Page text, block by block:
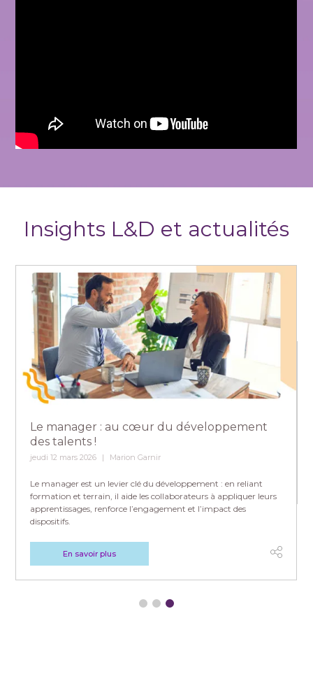
Insights L&D et actualités
Le manager : au cœur du développement
des talents !
jeudi 12 mars 2026 Marion Garnir
Le manager est un levier clé du développement : en reliant
formation et terrain, il aide les collaborateurs à appliquer leurs
apprentissages, renforce l’engagement et l’impact des
dispositifs.
En savoir plus